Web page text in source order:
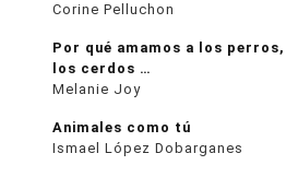
Corine Pelluchon
Por qué amamos a los
los cerdos …
Melanie Joy
Animales como tú
Ismael López Dobarganes